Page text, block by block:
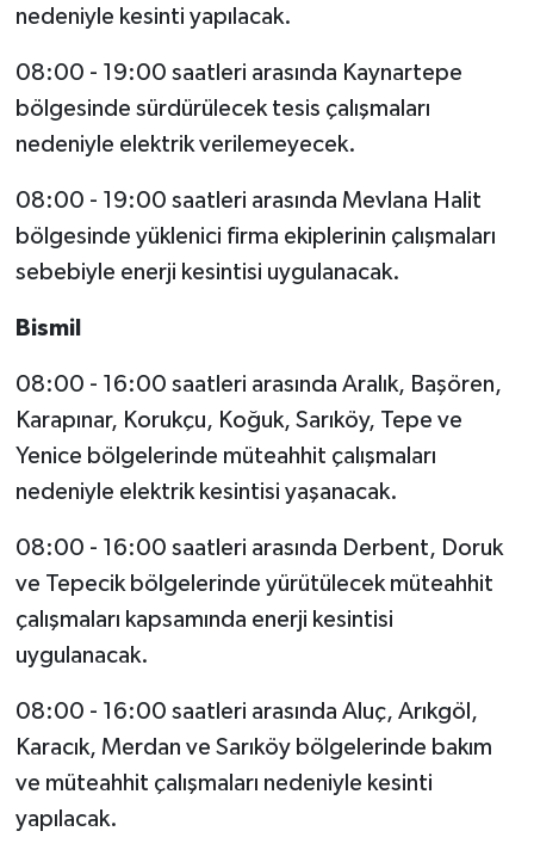
nedeniyle kesinti yapılacak.
08:00 - 19:00 saatleri arasında Kaynartepe
bölgesinde sürdürülecek tesis çalışmaları
nedeniyle elektrik verilemeyecek.
08:00 - 19:00 saatleri arasında Mevlana Halit
bölgesinde yüklenici firma ekiplerinin çalışmaları
sebebiyle enerji kesintisi uygulanacak.
Bismil
08:00 - 16:00 saatleri arasında Aralık, Başören,
Karapınar, Korukçu, Koğuk, Sarıköy, Tepe ve
Yenice bölgelerinde müteahhit çalışmaları
nedeniyle elektrik kesintisi yaşanacak.
08:00 - 16:00 saatleri arasında Derbent, Doruk
ve Tepecik bölgelerinde yürütülecek müteahhit
çalışmaları kapsamında enerji kesintisi
uygulanacak.
08:00 - 16:00 saatleri arasında Aluç, Arıkgöl,
Karacık, Merdan ve Sarıköy bölgelerinde bakım
ve müteahhit çalışmaları nedeniyle kesinti
yapılacak.